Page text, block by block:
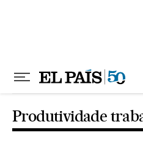
Produtividade